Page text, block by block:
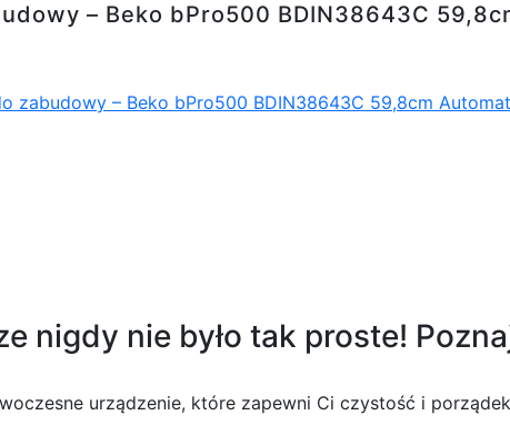
– Beko bPro500 BDIN38643C
zabudowy – Beko bPro500 BDIN38643C 59,8cm
nigdy nie było tak proste!
urządzenie, które zapewni Ci czystość i